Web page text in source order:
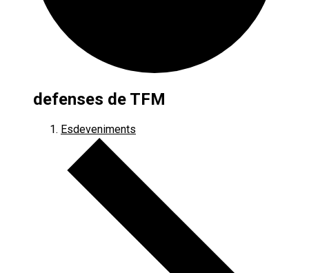
defenses de TFM
Esdeveniments